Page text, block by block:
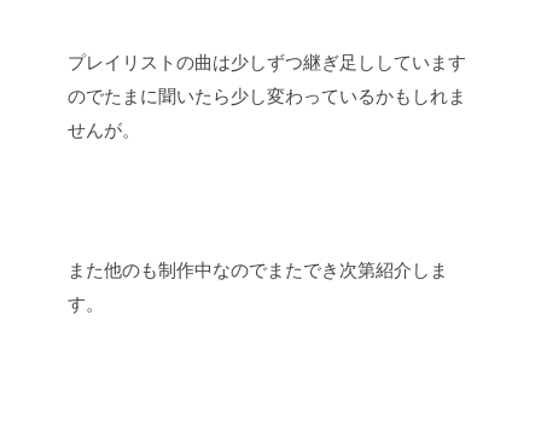
プレイリストの曲は少しずつ継ぎ足ししています
のでたまに聞いたら少し変わっているかもしれま
せんが。
また他のも制作中なのでまたでき次第紹介しま
す。